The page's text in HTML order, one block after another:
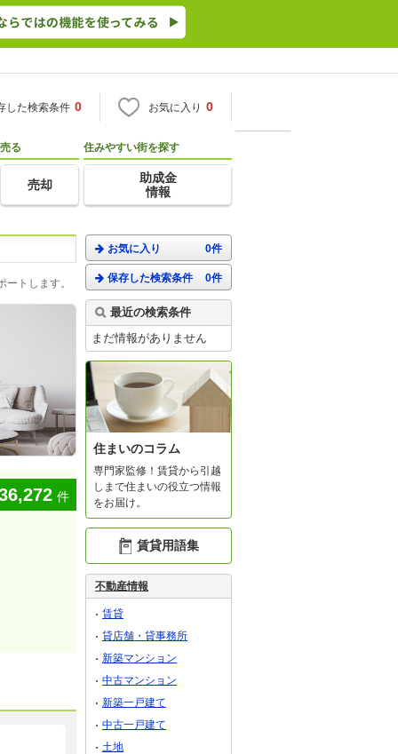
した検索条件 0 お気に入り 0
売る
売却
住みやすい街を探す
助成金
情報
トします。
件
お気に入り 0件
保存した検索条件 0件
最近の検索条件
まだ情報がありません
住まいのコラム
専門家監修！賃貸から引越
しまで住まいの役立つ情報
をお届け。
賃貸用語集
不動産情報
賃貸
貸店舗・貸事務所
新築マンション
中古マンション
新築一戸建て
中古一戸建て
土地